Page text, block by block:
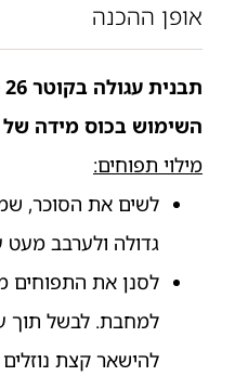
אופן ההכנה
תבנית עגולה בקוטר 26 ס"מ מרופדת בנייר אפייה
השימוש בכוס מידה של 250 מ"ל
מילוי תפוחים:
לשים את הסוכר,
גדולה ולערבב מעט
לסנן את התפוחים
להישאר קצת